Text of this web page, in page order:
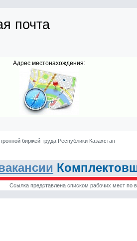
почта
Адрес местонахождения:
биржей труда Республики Казахстан
Ссылка представлена списком рабочих мест по